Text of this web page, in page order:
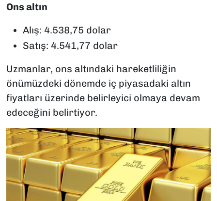
Ons altın
Alış: 4.538,75 dolar
Satış: 4.541,77 dolar
Uzmanlar, ons altındaki hareketliliğin
önümüzdeki dönemde iç piyasadaki altın
fiyatları üzerinde belirleyici olmaya devam
edeceğini belirtiyor.